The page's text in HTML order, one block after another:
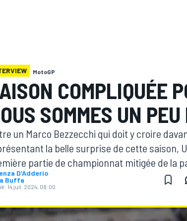
MotoGP
COMPLIQUÉE
SOMMES UN
un Marco Bezzecchi qui doit y croire
la belle surprise de cette saison,
partie de championnat mitigée de la
D'Adderio
Buffa
14 juil. 2024, 08:00